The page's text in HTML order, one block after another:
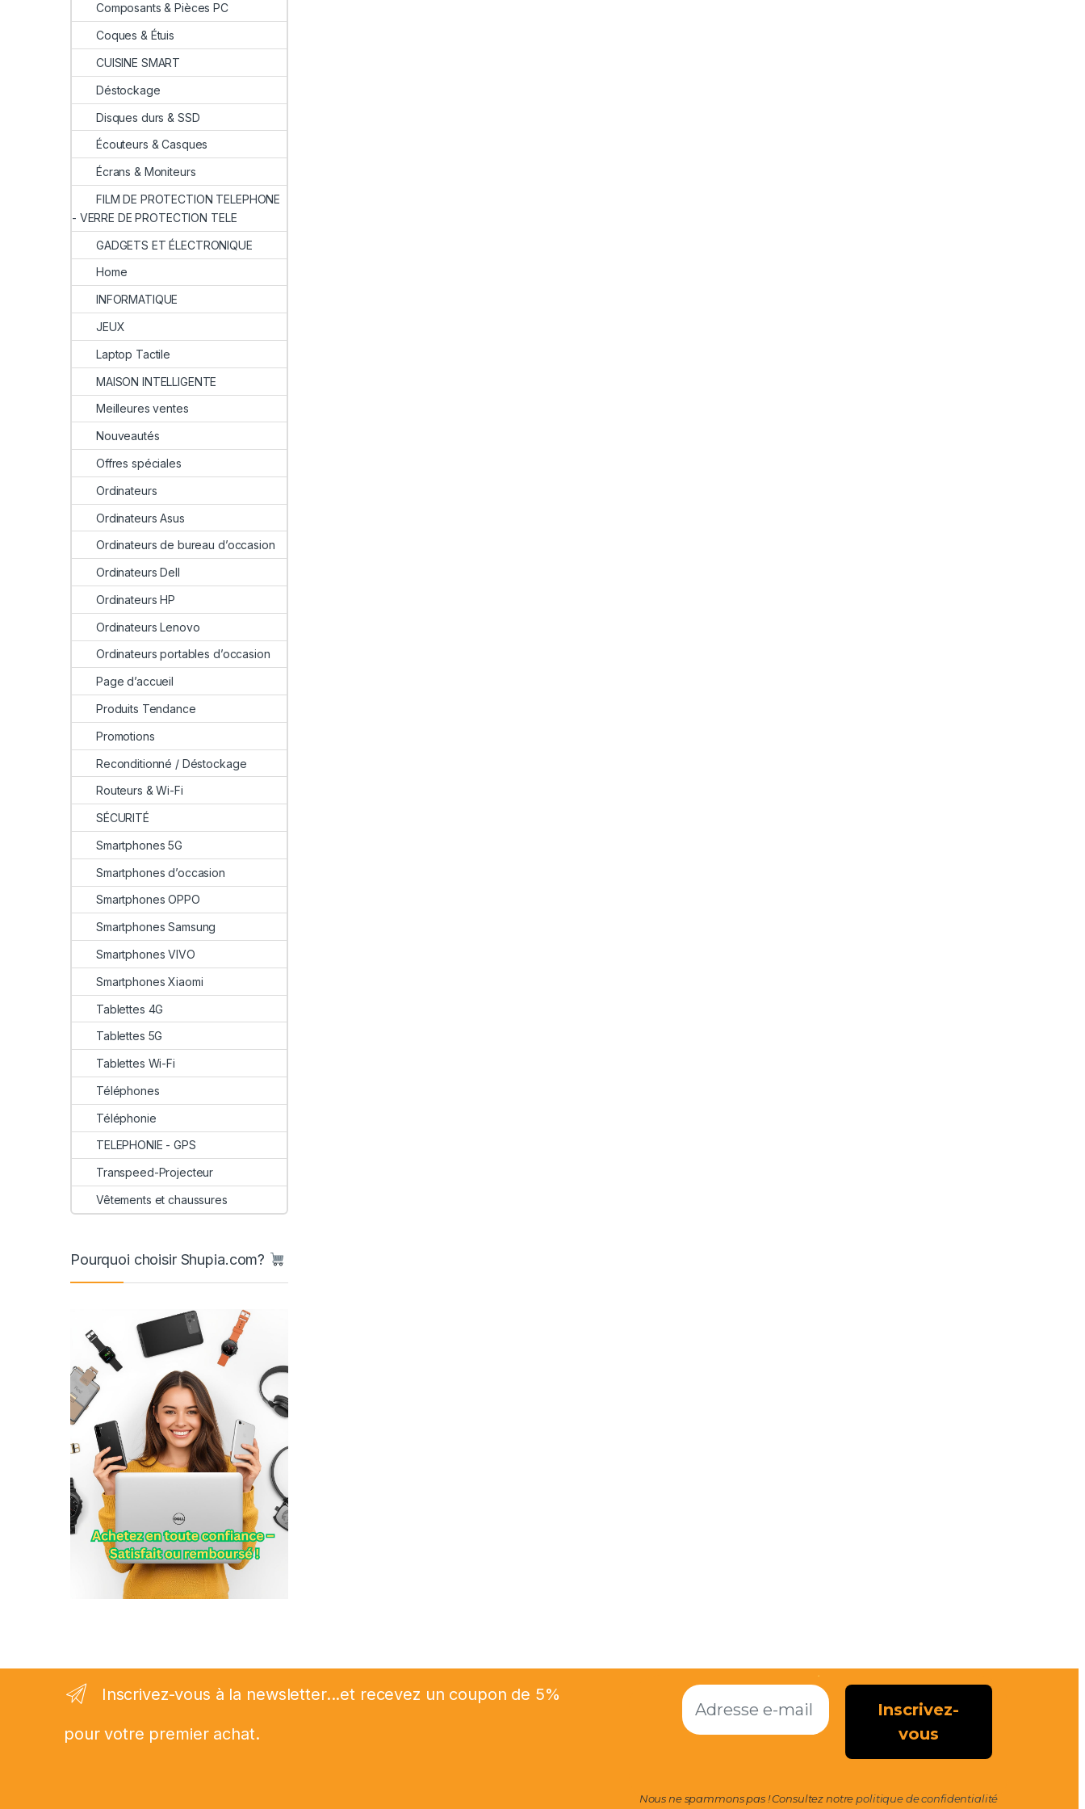
Composants & Pièces PC
Coques & Étuis
CUISINE SMART
Déstockage
Disques durs & SSD
Écouteurs & Casques
Écrans & Moniteurs
FILM DE PROTECTION TELEPHONE
- VERRE DE PROTECTION TELE
GADGETS ET ÉLECTRONIQUE
Home
INFORMATIQUE
JEUX
Laptop Tactile
MAISON INTELLIGENTE
Meilleures ventes
Nouveautés
Offres spéciales
Ordinateurs
Ordinateurs Asus
Ordinateurs de bureau d’occasion
Ordinateurs Dell
Ordinateurs HP
Ordinateurs Lenovo
Ordinateurs portables d’occasion
Page d’accueil
Produits Tendance
Promotions
Reconditionné / Déstockage
Routeurs & Wi-Fi
SÉCURITÉ
Smartphones 5G
Smartphones d’occasion
Smartphones OPPO
Smartphones Samsung
Smartphones VIVO
Smartphones Xiaomi
Tablettes 4G
Tablettes 5G
Tablettes Wi-Fi
Téléphones
Téléphonie
TELEPHONIE - GPS
Transpeed-Projecteur
Vêtements et chaussures
Pourquoi choisir Shupia.com?
Inscrivez-vous à la newsletter...et recevez un coupon de 5%
pour votre premier achat.
Nous ne spammons pas ! Consultez notre politique de confidentialité